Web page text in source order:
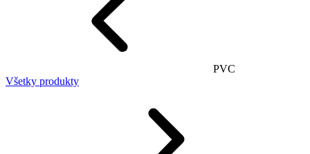
PVC
Všetky produkty